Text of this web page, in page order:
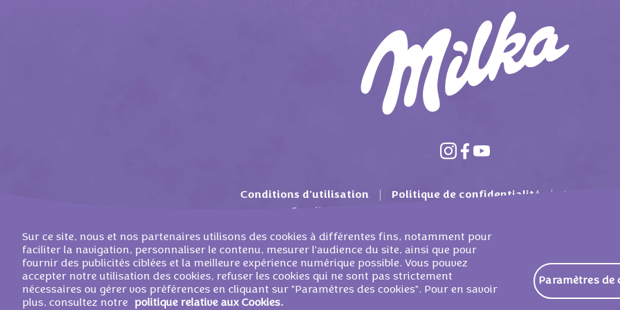
Conditions d'utilisation Politique de confidentialité
Mondelez
Conditions générales
©2026 MONDELEZ BELGIUM SERVICES SPRL - ALL RIGHTS RESERVED
Sur ce site, nous et nos partenaires utilisons des cookies à différentes fins, notamment pour
faciliter la navigation, personnaliser le contenu, mesurer l'audience du site, ainsi que pour
fournir des publicités ciblées et la meilleure expérience numérique possible. Vous pouvez
accepter notre utilisation des cookies, refuser les cookies qui ne sont pas strictement
nécessaires ou gérer vos préférences en cliquant sur "Paramètres des cookies". Pour en savoir
plus, consultez notre
politique relative aux Cookies.
Paramètres de